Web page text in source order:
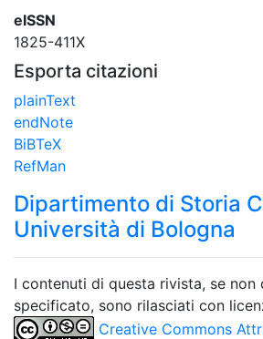
eISSN
1825-411X
Esporta citazioni
plainText
endNote
BiBTeX
RefMan
Dipartimento di Storia
Università di Bologna
I contenuti di questa rivista, se non
specificato, sono rilasciati con
Creative Commons